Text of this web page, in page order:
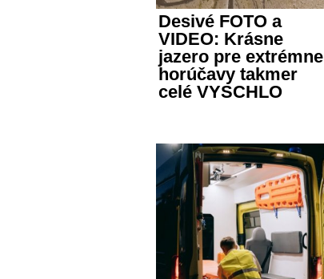
Desivé FOTO a
VIDEO: Krásne
jazero pre extrémne
horúčavy takmer
celé VYSCHLO